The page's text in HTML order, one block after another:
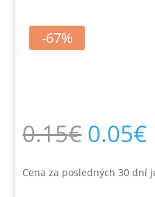
-67%
0.15€ cena
bola:
0.15€.
0.05€
Cena za posledných 30 dní